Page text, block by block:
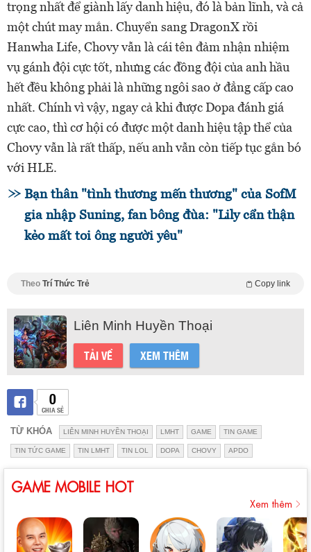
trọng nhất để giành lấy danh hiệu, đó là bản lĩnh, và cả
một chút may mắn. Chuyển sang DragonX rồi
Hanwha Life, Chovy vẫn là cái tên đảm nhận nhiệm
vụ gánh đội cực tốt, nhưng các đồng đội của anh hầu
hết đều không phải là những ngôi sao ở đẳng cấp cao
nhất. Chính vì vậy, ngay cả khi được Dopa đánh giá
cực cao, thì cơ hội có được một danh hiệu tập thể của
Chovy vẫn là rất thấp, nếu anh vẫn còn tiếp tục gắn bó
với HLE.
Bạn thân "tình thương mến thương" của SofM
gia nhập Suning, fan bông đùa: "Lily cẩn thận
kẻo mất toi ông người yêu"
Theo Trí Thức Trẻ Copy link
Liên Minh Huyền Thoại
TẢI VỀ XEM THÊM
0
CHIA SẺ
TỪ KHÓA LIÊN MINH HUYỀN THOẠI LMHT GAME TIN GAME
TIN TỨC GAME TIN LMHT TIN LOL DOPA CHOVY APDO
GAME MOBILE HOT
Xem thêm